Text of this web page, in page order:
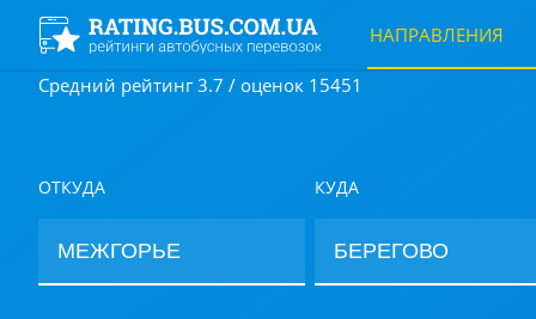
НАПРАВЛЕНИЯ
Средний рейтинг 3.7 / оценок 15451
ОТКУДА КУДА